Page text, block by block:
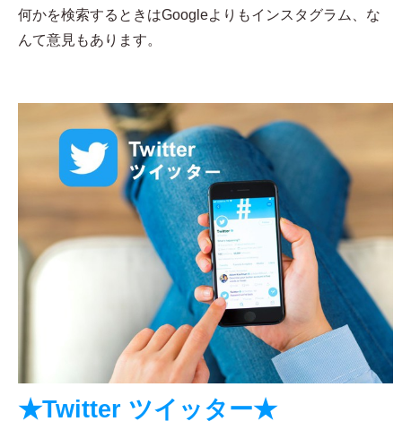
何かを検索するときはGoogleよりもインスタグラム、な
んて意見もあります。
★Twitter ツイッター★